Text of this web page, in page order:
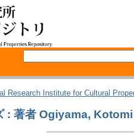
Research Institute for Cultural
: 著者 Ogiyama, Kotomi